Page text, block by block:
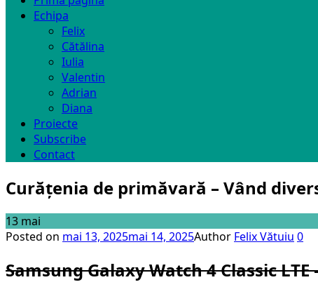
Echipa
Felix
Cătălina
Iulia
Valentin
Adrian
Diana
Proiecte
Subscribe
Contact
Curățenia de primăvară – Vând
13 mai
Posted on mai 13, 2025mai 14, 2025Author Felix Vătuiu 0
Samsung Galaxy Watch 4 Classic LTE